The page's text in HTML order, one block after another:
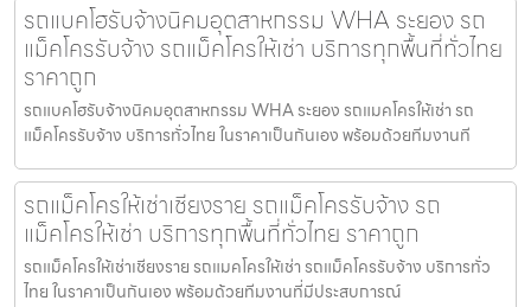
รถแบคโฮรับจ้างนิคมอุตสาหกรรม WHA ระยอง รถ
แม็คโครรับจ้าง รถแม็คโครให้เช่า บริการทุกพื้นที่ทั่วไทย
ราคาถูก
รถแบคโฮรับจ้างนิคมอุตสาหกรรม WHA ระยอง รถแมคโครให้เช่า รถ
แม็คโครรับจ้าง บริการทั่วไทย ในราคาเป็นกันเอง พร้อมด้วยทีมงานที
รถแม็คโครให้เช่าเชียงราย รถแม็คโครรับจ้าง รถ
แม็คโครให้เช่า บริการทุกพื้นที่ทั่วไทย ราคาถูก
รถแม็คโครให้เช่าเชียงราย รถแมคโครให้เช่า รถแม็คโครรับจ้าง บริการทั่ว
ไทย ในราคาเป็นกันเอง พร้อมด้วยทีมงานที่มีประสบการณ์